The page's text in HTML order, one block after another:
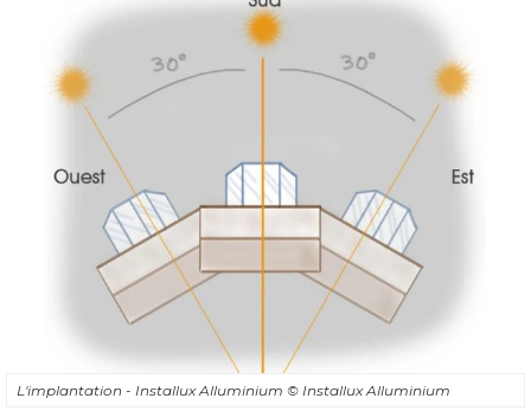
L'implantation - Installux Alluminium© Installux Alluminium
Comme toute construction, l'emplacement d'une véranda
doit être réfléchi en fonction de l'usage auquel vous
destinez ce nouvel espace, mais également en fonction de